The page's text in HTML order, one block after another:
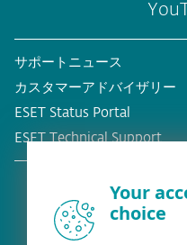
サポートニュース
カスタマーアドバイザリー
ESET Status Portal
ESET Technical Support
Your
choice